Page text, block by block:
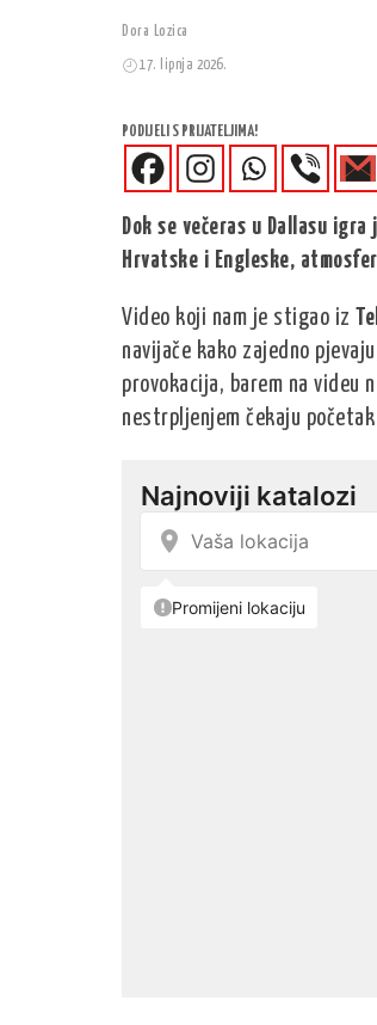
Dora Lozica
17. lipnja 2026.
PODIJELI S PRIJATELJIMA!
Dok se večeras u Dallasu
Hrvatske i Engleske,
Video koji nam je stigao iz
navijače kako zajedno
provokacija, barem na
nestrpljenjem čekaju